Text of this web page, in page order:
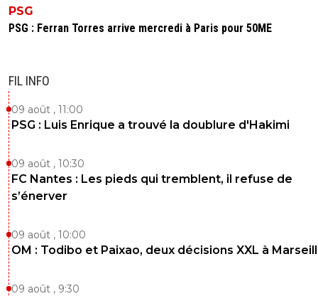
PSG
PSG : Ferran Torres arrive mercredi à Paris pour 50ME
FIL INFO
09 août , 11:00
PSG : Luis Enrique a trouvé la doublure d'Hakimi
09 août , 10:30
FC Nantes : Les pieds qui tremblent, il refuse de
s’énerver
09 août , 10:00
OM : Todibo et Paixao, deux décisions XXL à
09 août , 9:30